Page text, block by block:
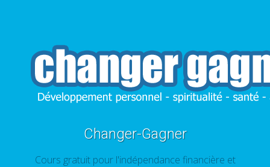
Changer-Gagner
Cours gratuit pour l'indépendance financière et